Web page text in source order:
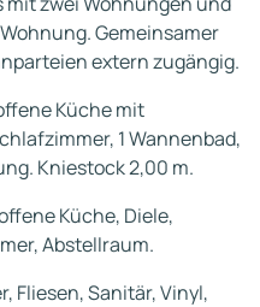
Gemeinsamer
extern zugängig.
Küche mit
1 Wannenbad,
Kniestock 2,00 m.
Küche, Diele,
Abstellraum.
Fliesen, Sanitär, Vinyl,